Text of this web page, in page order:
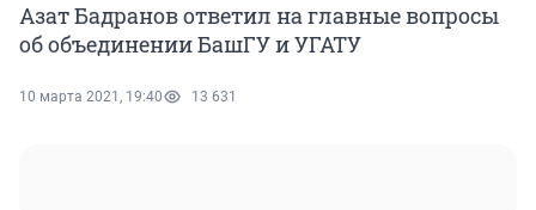
Азат Бадранов ответил на главные вопросы
об объединении БашГУ и УГАТУ
10 марта 2021, 19:40 13 631